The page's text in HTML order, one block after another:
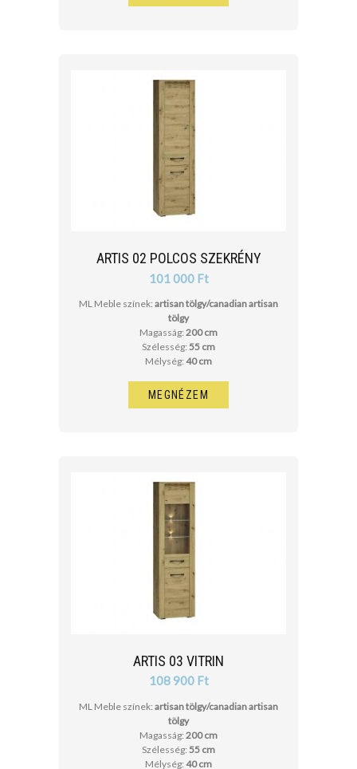
ARTIS 02 POLCOS SZEKRÉNY
101 000 Ft
ML Meble színek: artisan tölgy/canadian artisan
tölgy
Magasság: 200 cm
Szélesség: 55 cm
Mélység: 40 cm
MEGNÉZEM
ARTIS 03 VITRIN
108 900 Ft
ML Meble színek: artisan tölgy/canadian artisan
tölgy
Magasság: 200 cm
Szélesség: 55 cm
Mélység: 40 cm